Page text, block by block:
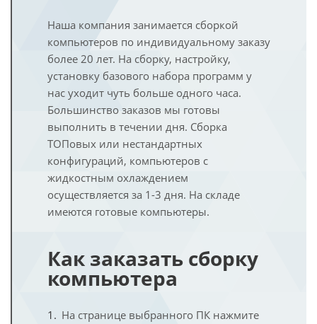
Наша компания занимается сборкой
компьютеров по индивидуальному заказу
более 20 лет. На сборку, настройку,
установку базового набора программ у
нас уходит чуть больше одного часа.
Большинство заказов мы готовы
выполнить в течении дня. Сборка
ТОПовых или нестандартных
конфигураций, компьютеров с
жидкостным охлаждением
осуществляется за 1-3 дня. На складе
имеются готовые компьютеры.
Как заказать сборку
компьютера
На странице выбранного ПК нажмите